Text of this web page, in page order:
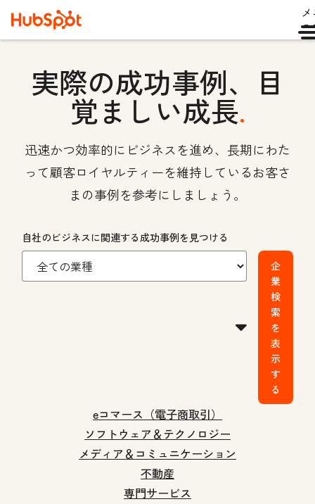
実際の成功事例、目
覚ましい成長.
迅速かつ効率的にビジネスを進め、長期にわた
って顧客ロイヤルティーを維持しているお客さ
まの事例を参考にしましょう。
自社のビジネスに関連する成功事例を見つける
企
業
検
索
を
表
示
す
る
eコマース（電子商取引）
ソフトウェア＆テクノロジー
メディア＆コミュニケーション
不動産
専門サービス